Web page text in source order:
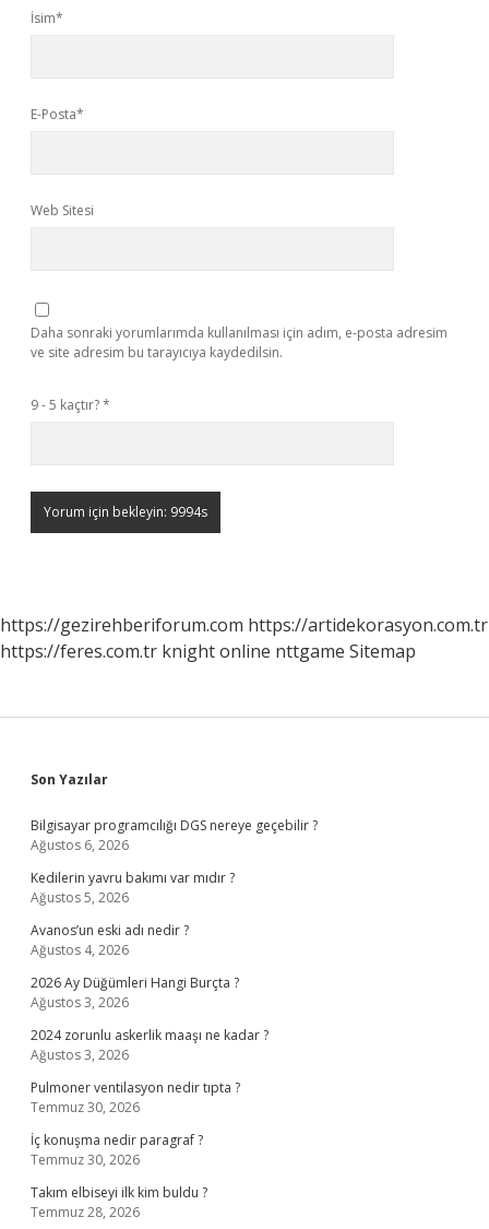
İsim*
E-Posta*
Web Sitesi
Daha sonraki yorumlarımda kullanılması için adım, e-posta adresim
ve site adresim bu tarayıcıya kaydedilsin.
9 - 5 kaçtır?*
https://gezirehberiforum.com https://artidekorasyon.com.tr
https://feres.com.tr knight online nttgame Sitemap
Sidebar
Son Yazılar
Bilgisayar programcılığı DGS nereye geçebilir ?
Ağustos 6, 2026
Kedilerin yavru bakımı var mıdır ?
Ağustos 5, 2026
Avanos’un eski adı nedir ?
Ağustos 4, 2026
2026 Ay Düğümleri Hangi Burçta ?
Ağustos 3, 2026
2024 zorunlu askerlik maaşı ne kadar ?
Ağustos 3, 2026
Pulmoner ventilasyon nedir tıpta ?
Temmuz 30, 2026
İç konuşma nedir paragraf ?
Temmuz 30, 2026
Takım elbiseyi ilk kim buldu ?
Temmuz 28, 2026